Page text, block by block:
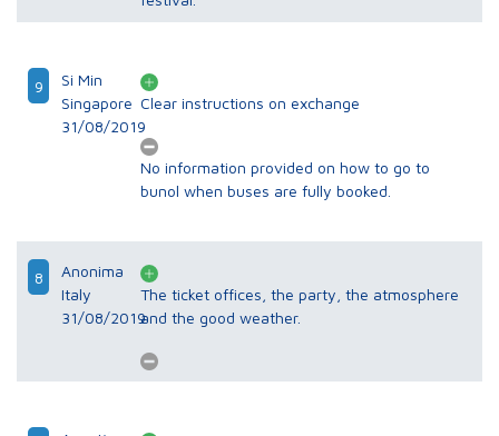
9
Si Min
Singapore
31/08/2019
Clear instructions on exchange
No information provided on how to go to
bunol when buses are fully booked.
8
Anonima
Italy
31/08/2019
The ticket offices, the party, the atmosphere
and the good weather.